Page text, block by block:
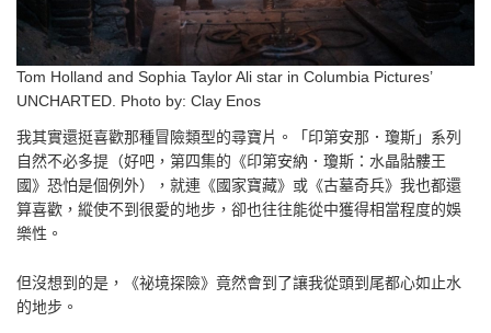
Tom Holland and Sophia Taylor Ali star in Columbia Pictures’
UNCHARTED. Photo by: Clay Enos
我其實還挺喜歡那種冒險類型的尋寶片。「印第安那．瓊斯」系列
自然不必多提（好吧，第四集的《印第安納．瓊斯：水晶骷髏王
國》恐怕是個例外），就連《國家寶藏》或《古墓奇兵》我也都還
算喜歡，縱使不到很愛的地步，卻也往往能從中獲得相當程度的娛
樂性。
但沒想到的是，《祕境探險》竟然會到了讓我從頭到尾都心如止水
的地步。